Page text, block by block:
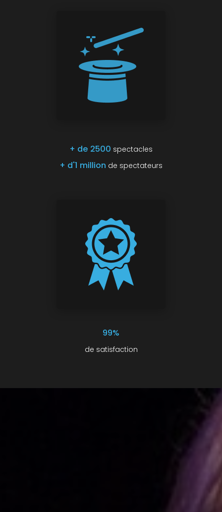
+ de 2500 spectacles
+ d'1 million de spectateurs
99%
de satisfaction